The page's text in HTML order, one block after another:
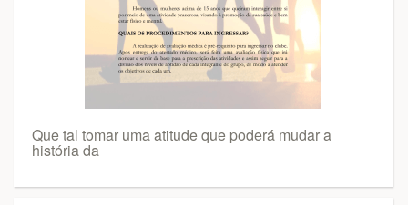
Que tal tomar uma atitude que poderá mudar a
história da